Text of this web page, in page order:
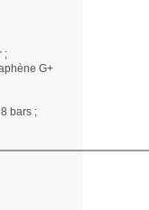
;
G+
bars ;